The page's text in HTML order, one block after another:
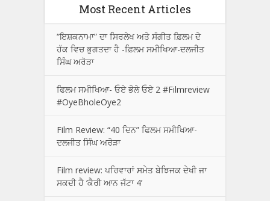
Most Recent Articles
“ਇਸ਼ਕਨਾਮਾ” ਦਾ ਸਿਰਲੇਖ ਅਤੇ ਸੰਗੀਤ ਫ਼ਿਲਮ ਦੇ
ਹੱਕ ਵਿਚ ਭੁਗਤਦਾ ਹੈ -ਫ਼ਿਲਮ ਸਮੀਖਿਆ-ਦਲਜੀਤ
ਸਿੰਘ ਅਰੋੜਾ
ਫਿਲਮ ਸਮੀਖਿਆ- ਓਏ ਭੋਲੇ ਓਏ 2 #Filmreview
#OyeBholeOye2
Film Review: “40 ਦਿਨ” ਫਿਲਮ ਸਮੀਖਿਆ-
ਦਲਜੀਤ ਸਿੰਘ ਅਰੋੜਾ
Film review: ਪਰਿਵਾਰਾਂ ਸਮੇਤ ਬੇਝਿਜਕ ਦੇਖੀ ਜਾ
ਸਕਦੀ ਹੈ ‘ਕੈਰੀ ਆਨ ਜੱਟਾ 4’